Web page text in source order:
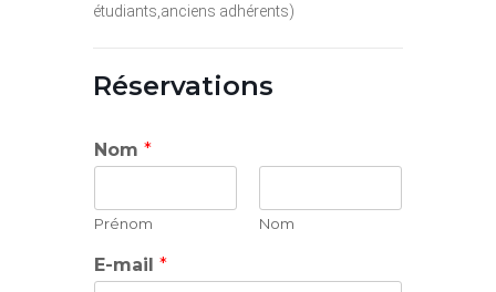
étudiants,anciens adhérents)
Réservations
Nom *
Prénom Nom
E-mail *